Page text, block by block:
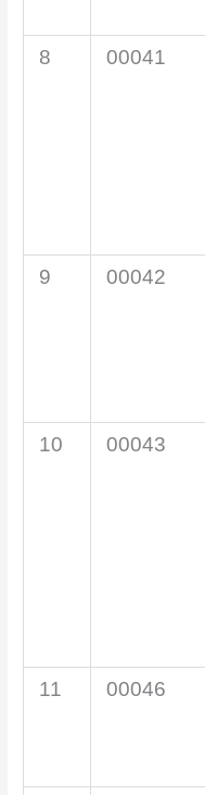
8 00041
9 00042
10 00043
11 00046